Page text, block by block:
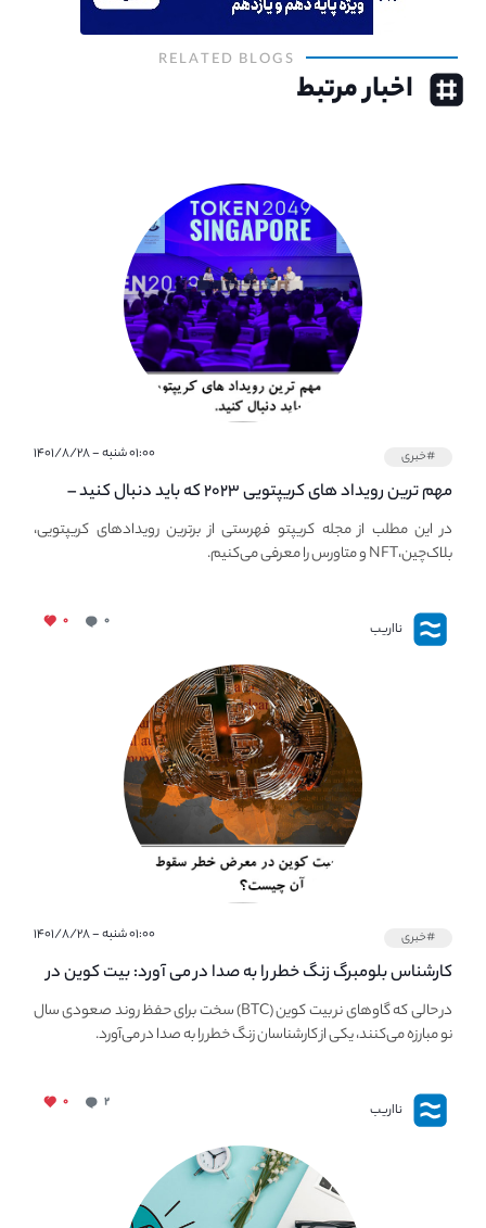
RELATED BLOGS
اخبار مرتبط
#خبری ۰۱:۰۰ شنبه - ۱۴۰۱/۸/۲۸
مهم ترین رویداد های کریپتویی ۲۰۲۳ که باید دنبال کنید –
معرفی بهترین رویداد های جهانی
در این مطلب از مجله کریپتو فهرستی از برترین رویدادهای کریپتویی،
بلاک‌چین،NFT و متاورس را معرفی می‌کنیم.
نااریب ۰ ۰
#خبری ۰۱:۰۰ شنبه - ۱۴۰۱/۸/۲۸
کارشناس بلومبرگ زنگ خطر را به صدا در می آورد: بیت کوین در
معرض خطر سقوط بزرگ است - دلیل آن چیست؟در حالی که گاوهای نر بیت کوین (BTC) سخت برای حفظ روند صعودی سال
نو مبارزه می‌کنند، یکی از کارشناسان زنگ خطر را به صدا در می‌آورد.
نااریب ۲ ۰